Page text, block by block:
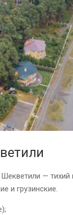
Шекветили —
и грузинские.